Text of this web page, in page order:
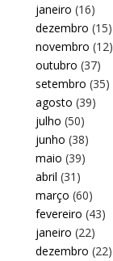
janeiro (16)
dezembro (15)
novembro (12)
outubro (37)
setembro (35)
agosto (39)
julho (50)
junho (38)
maio (39)
abril (31)
março (60)
fevereiro (43)
janeiro (22)
dezembro (22)